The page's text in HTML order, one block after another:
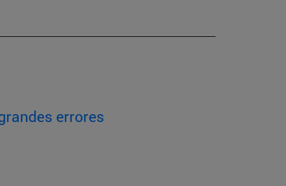
errores